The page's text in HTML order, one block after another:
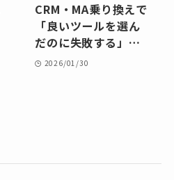
CRM・MA乗り換えで
「良いツールを選ん
だのに失敗する」企
業に共通する判断の
2026/01/30